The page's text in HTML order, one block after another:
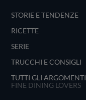
STORIE E TENDENZE
RICETTE
SERIE
TRUCCHI E CONSIGLI
TUTTI GLI ARGOMENTI
FINE DINING LOVERS